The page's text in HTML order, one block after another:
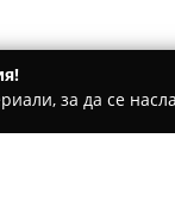
за да се